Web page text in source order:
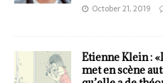
October 21, 2019
Etienne Klein :
met en scène